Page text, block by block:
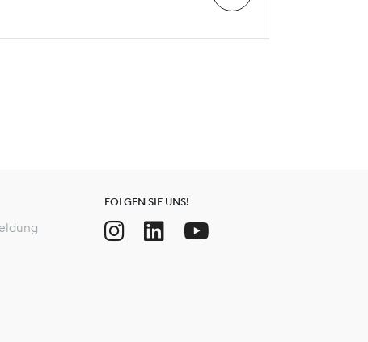
FOLGEN SIE UNS!